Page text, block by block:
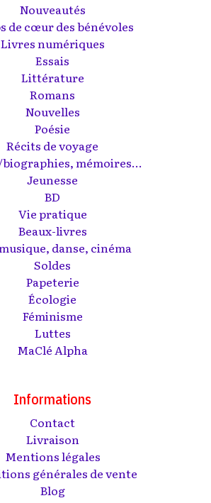
Nouveautés
de cœur des bénévoles
Livres numériques
Essais
Littérature
Romans
Nouvelles
Poésie
Récits de voyage
mémoires...
Jeunesse
BD
Vie pratique
Beaux-livres
danse, cinéma
Soldes
Papeterie
Écologie
Féminisme
Luttes
MaClé Alpha
Informations
Contact
Livraison
Mentions légales
générales de vente
Blog